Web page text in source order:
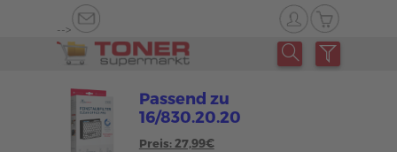
-->
Passend zu
16/830.20.20
Preis: 27,99€